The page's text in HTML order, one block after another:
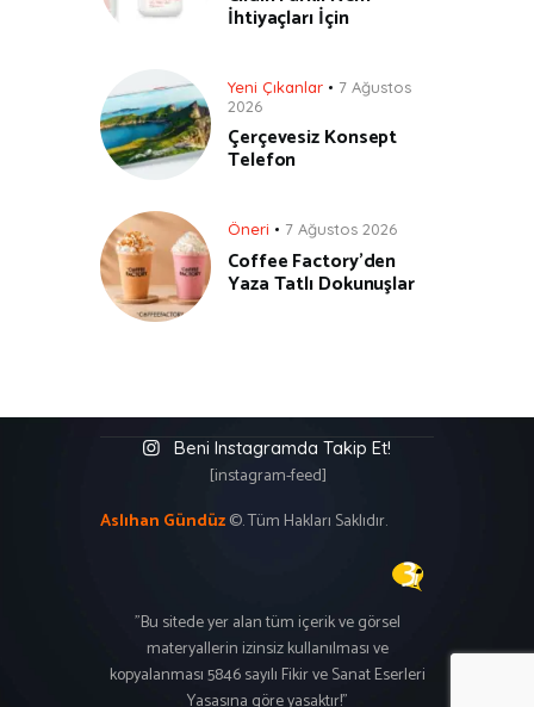
İhtiyaçları İçin
Yeni Çıkanlar
7 Ağustos
2026
Çerçevesiz Konsept
Telefon
Öneri 7 Ağustos 2026
Coffee Factory’den
Yaza Tatlı Dokunuşlar
Beni Instagramda Takip Et!
[instagram-feed]
Aslıhan Gündüz©. Tüm Hakları Saklıdır.
"Bu sitede yer alan tüm içerik ve görsel
materyallerin izinsiz kullanılması ve
kopyalanması 5846 sayılı Fikir ve Sanat Eserleri
Yasasına göre yasaktır!"